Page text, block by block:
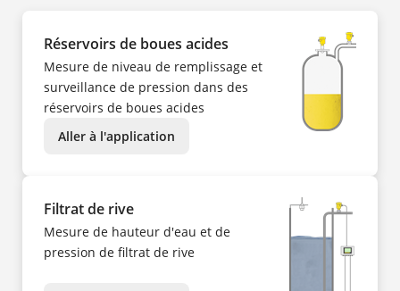
Réservoirs de boues acides
Mesure de niveau de remplissage et
surveillance de pression dans des
réservoirs de boues acides
Aller à l'application
Filtrat de rive
Mesure de hauteur d'eau et de
pression de filtrat de rive